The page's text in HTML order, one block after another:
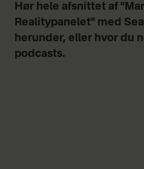
Hør hele afsnittet af
Realitypanelet" med
herunder, eller hvor du
podcasts.